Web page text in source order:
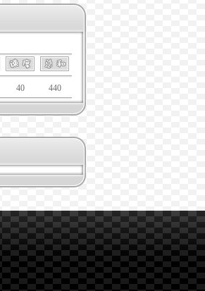
40 440